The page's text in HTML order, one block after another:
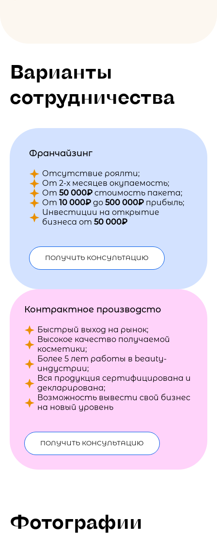
Варианты
сотрудничества
Франчайзинг
Отсутствие роялти;
От 2-х месяцев окупаемость;
От 50 000₽ стоимость пакета;
От 10 000₽ до 500 000₽ прибыль;
Инвестиции на открытие
бизнеса от 50 000₽
ПОЛУЧИТЬ КОНСУЛЬТАЦИЮ
Контрактное производсто
Быстрый выход на рынок;
Высокое качество получаемой
косметики;
Более 5 лет работы в beauty-
индустрии;
Вся продукция сертифицирована и
декларирована;
Возможность вывести свой бизнес
на новый уровень
ПОЛУЧИТЬ КОНСУЛЬТАЦИЮ
Фотографии